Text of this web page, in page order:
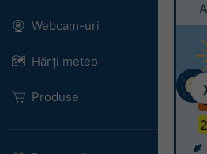
Webcam-uri
Hărți meteo
Produse